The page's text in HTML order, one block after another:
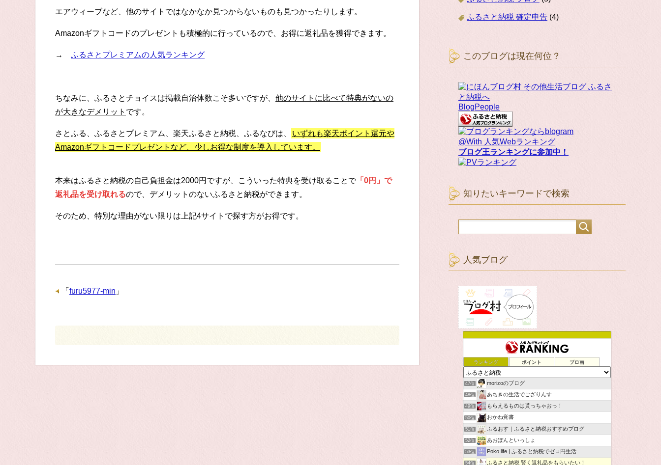
エアウィーブなど、他のサイトではなかなか見つからないものも見つかったりします。
Amazonギフトコードのプレゼントも積極的に行っているので、お得に返礼品を獲得できます。
→ ふるさとプレミアムの人気ランキング
ちなみに、ふるさとチョイスは掲載自治体数こそ多いですが、 他のサイトに比べて特典がないの
が大きなデメリット です。
さとふる、ふるさとプレミアム、楽天ふるさと納税、ふるなびは、
いずれも楽天ポイント還元や
Amazonギフトコードプレゼントなど、少しお得な制度を導入しています。
本来はふるさと納税の自己負担金は2000円ですが、こういった特典を受け取ることで「0円」で
返礼品を受け取れるので、デメリットのないふるさと納税ができます。
そのため、特別な理由がない限りは上記4サイトで探す方がお得です。
「 furu5977-min 」
ふるさと納税 確定申告 (4)
このブログは現在何位？
BlogPeople
@With 人気Webランキング
ブログ王ランキングに参加中！
知りたいキーワードで検索
人気ブログ
ランキング ポイント ブロ画
47位 morizoのブログ
48位 あちきの生活でござりんす
49位 もらえるものは貰っちゃおっ！
50位 おかね覚書
51位 ふるおす｜ふるさと納税おすすめブログ
52位 あおぽんといっしょ
53位 Poko life | ふるさと納税でゼロ円生活
54位 ふるさと納税 賢く返礼品をもらいたい！